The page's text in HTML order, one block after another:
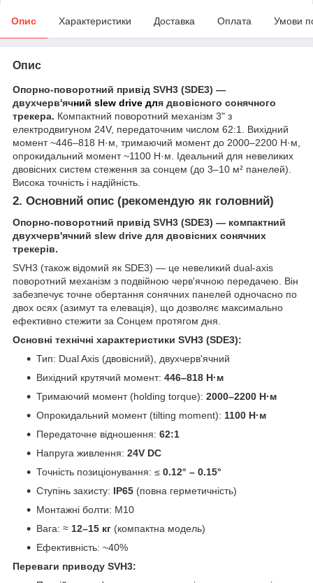
Опис Характеристики Доставка Оплата Умови
Опис
Опорно-поворотний привід SVH3 (SDE3) —
двухчерв'ячний slew drive для двовісного сонячного
трекера. Компактний поворотний механізм 3" з
електродвигуном 24V, передаточним числом 62:1. Вихідний
момент ~446–818 Н·м, тримаючий момент до 2000–2200 Н·м,
опрокидальний момент ~1100 Н·м. Ідеальний для невеликих
двовісних систем стеження за сонцем (до 3–10 м² панелей).
Висока точність і надійність.
2. Основний опис (рекомендую як головний)
Опорно-поворотний привід SVH3 (SDE3) — компактний
двухчерв'ячний slew drive для двовісних сонячних
трекерів.
SVH3 (також відомий як SDE3) — це невеликий dual-axis
поворотний механізм з подвійною черв'ячною передачею. Він
забезпечує точне обертання сонячних панелей одночасно по
двох осях (азимут та елевація), що дозволяє максимально
ефективно стежити за Сонцем протягом дня.
Основні технічні характеристики SVH3 (SDE3):
Тип: Dual Axis (двовісний), двухчерв'ячний
Вихідний крутячий момент: 446–818 Н·м
Тримаючий момент (holding torque): 2000–2200 Н·м
Опрокидальний момент (tilting moment): 1100 Н·м
Передаточне відношення: 62:1
Напруга живлення: 24V DC
Точність позиціонування: ≤ 0.12° – 0.15°
Ступінь захисту: IP65 (повна герметичність)
Монтажні болти: M10
Вага: ≈ 12–15 кг (компактна модель)
Ефективність: ~40%
Переваги приводу SVH3: